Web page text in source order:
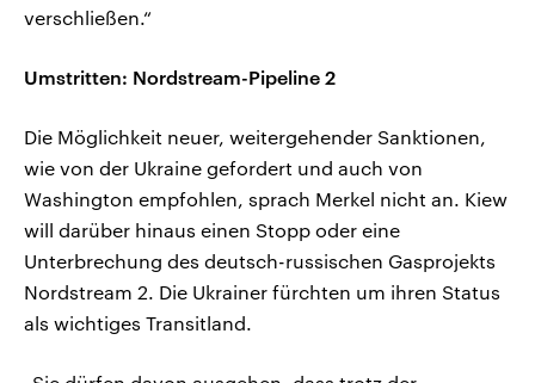
verschließen.“
Umstritten: Nordstream-Pipeline 2
Die Möglichkeit neuer, weitergehender Sanktionen,
wie von der Ukraine gefordert und auch von
Washington empfohlen, sprach Merkel nicht an. Kiew
will darüber hinaus einen Stopp oder eine
Unterbrechung des deutsch-russischen Gasprojekts
Nordstream 2. Die Ukrainer fürchten um ihren Status
als wichtiges Transitland.